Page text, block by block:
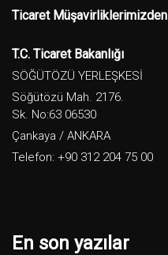
Ticaret Müşavirliklerimizden
T.C. Ticaret Bakanlığı
SÖĞÜTÖZÜ YERLEŞKESİ
Söğütözü Mah. 2176.
Sk. No:63 06530
Çankaya / ANKARA
Telefon: +90 312 204 75 00
En son yazılar